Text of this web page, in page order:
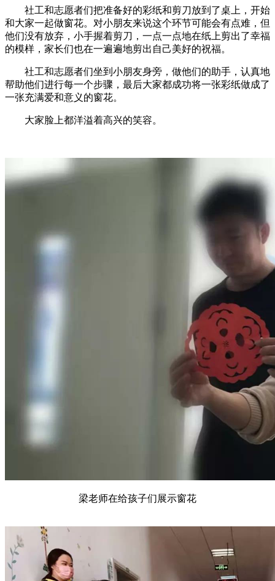
社工和志愿者们把准备好的彩纸和剪刀放到了桌上，开始
和大家一起做窗花。对小朋友来说这个环节可能会有点难，但
他们没有放弃，小手握着剪刀，一点一点地在纸上剪出了幸福
的模样，家长们也在一遍遍地剪出自己美好的祝福。
社工和志愿者们坐到小朋友身旁，做他们的助手，认真地
帮助他们进行每一个步骤，最后大家都成功将一张彩纸做成了
一张充满爱和意义的窗花。
大家脸上都洋溢着高兴的笑容。
梁老师在给孩子们展示窗花